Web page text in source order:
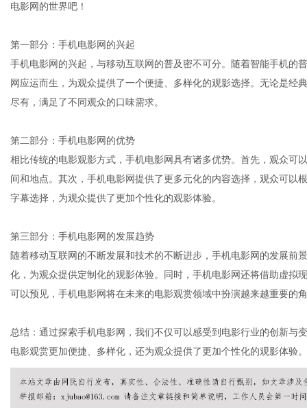
电影网的世界吧！
第一部分：手机电影网的兴起
手机电影网的兴起，与移动互联网的普及密不可分。随着智能手机的
网应运而生，为观众提供了一个便捷、多样化的观影选择。无论是经
尽有，满足了不同观众的口味需求。
第二部分：手机电影网的优势
相比传统的电影观影方式，手机电影网具有诸多优势。首先，观众可
间和地点。其次，手机电影网提供了更多元化的内容选择，观众可以
字幕选择，为观众提供了更加个性化的观影体验。
第三部分：手机电影网的发展趋势
随着移动互联网的不断发展和技术的不断进步，手机电影网的发展前
化，为观众提供定制化的观影体验。同时，手机电影网还将借助虚拟
可以预见，手机电影网将在未来的电影观赏领域中扮演越来越重要的
总结：通过探索手机电影网，我们不仅可以感受到电影行业的创新与
电影观赏更加便捷、多样化，还为观众提供了更加个性化的观影体验